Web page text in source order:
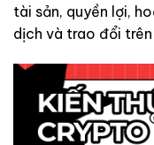
tài sản, quyền lợi,
dịch và trao đổi